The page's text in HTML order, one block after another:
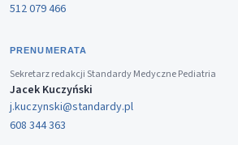
512 079 466
PRENUMERATA
Sekretarz redakcji Standardy Medyczne Pediatria
Jacek Kuczyński
j.kuczynski@standardy.pl
608 344 363